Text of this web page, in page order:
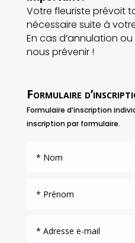
Votre fleuriste prévoit
nécessaire suite à
En cas d’annulation
nous prévenir !
Formulaire
Formulaire d’inscription
inscription par formulaire.